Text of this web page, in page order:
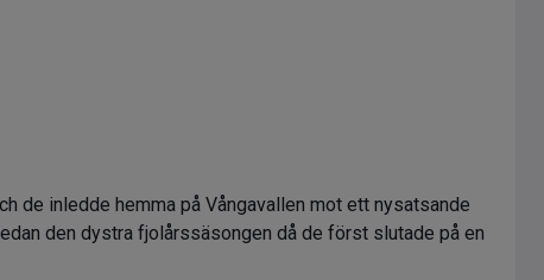
de inledde hemma på Vångavallen mot ett nysatsande
den dystra fjolårssäsongen då de först slutade på en